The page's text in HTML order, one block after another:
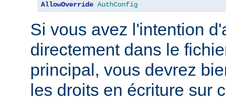
AllowOverride AuthConfig
Si vous avez l'intention
directement dans le
principal, vous devrez
les droits en écriture sur